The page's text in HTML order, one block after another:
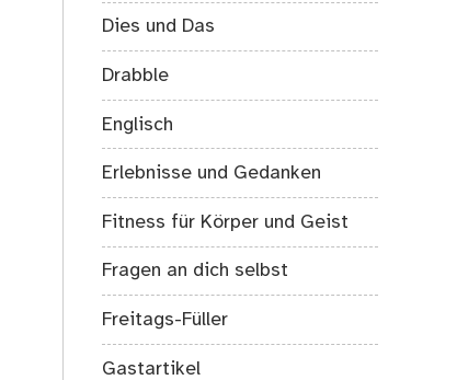
Dies und Das
Drabble
Englisch
Erlebnisse und Gedanken
Fitness für Körper und Geist
Fragen an dich selbst
Freitags-Füller
Gastartikel